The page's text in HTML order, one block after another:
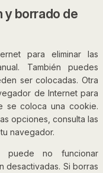
borrado de
para eliminar las
También puedes
ser colocadas. Otra
de Internet para
se coloca una cookie.
opciones, consulta las
navegador.
no funcionar
desactivadas. Si borras